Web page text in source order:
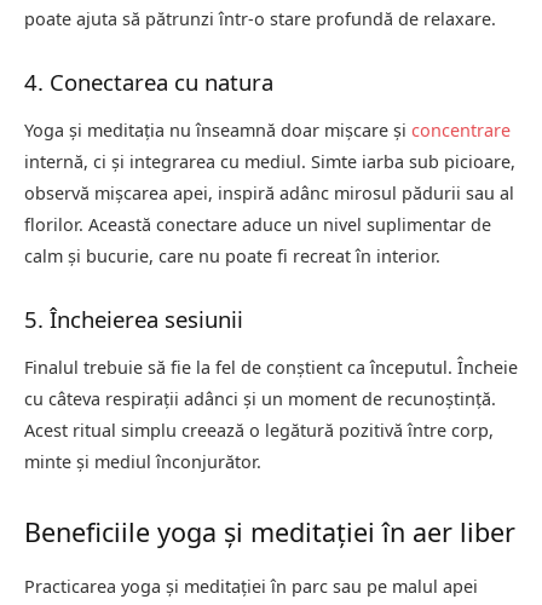
poate ajuta să pătrunzi într-o stare profundă de relaxare.
4. Conectarea cu natura
Yoga și meditația nu înseamnă doar mișcare și concentrare
internă, ci și integrarea cu mediul. Simte iarba sub picioare,
observă mișcarea apei, inspiră adânc mirosul pădurii sau al
florilor. Această conectare aduce un nivel suplimentar de
calm și bucurie, care nu poate fi recreat în interior.
5. Încheierea sesiunii
Finalul trebuie să fie la fel de conștient ca începutul. Încheie
cu câteva respirații adânci și un moment de recunoștință.
Acest ritual simplu creează o legătură pozitivă între corp,
minte și mediul înconjurător.
Beneficiile yoga și meditației în aer liber
Practicarea yoga și meditației în parc sau pe malul apei